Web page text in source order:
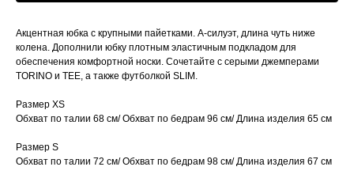
Акцентная юбка с крупными пайетками. А-силуэт, длина чуть ниже
колена. Дополнили юбку плотным эластичным подкладом для
обеспечения комфортной носки. Сочетайте с серыми джемперами
TORINO и TEE, а также футболкой SLIM.
Размер XS
Обхват по талии 68 см/ Обхват по бедрам 96 см/ Длина изделия 65 см
Размер S
Обхват по талии 72 см/ Обхват по бедрам 98 см/ Длина изделия 67 см